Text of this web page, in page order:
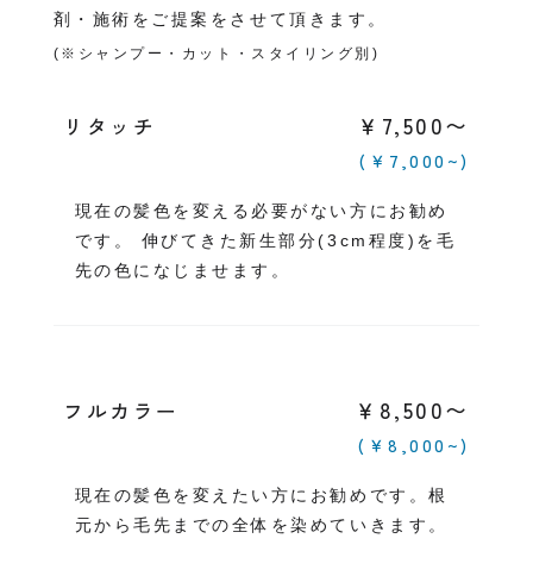
剤・施術をご提案をさせて頂きます。
(※シャンプー・カット・スタイリング別)
リタッチ ￥7,500〜
(￥7,000~)
現在の髪色を変える必要がない方にお勧め
です。 伸びてきた新生部分(3cm程度)を毛
先の色になじませます。
フルカラー ￥8,500〜
(￥8,000~)
現在の髪色を変えたい方にお勧めです。根
元から毛先までの全体を染めていきます。